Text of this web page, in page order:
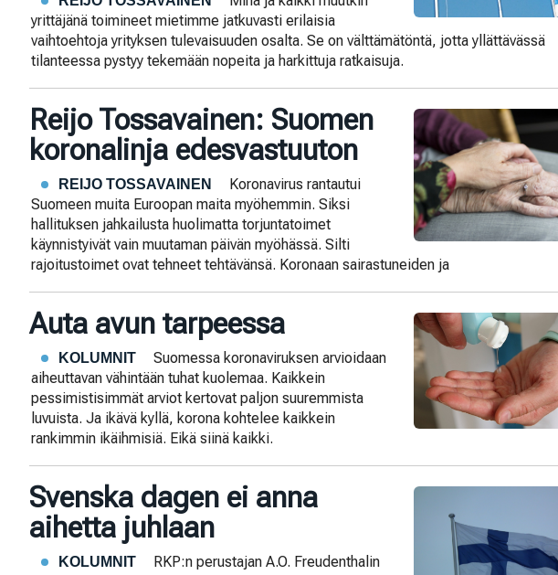
yrittäjänä toimineet mietimme jatkuvasti erilaisia
vaihtoehtoja yrityksen tulevaisuuden osalta. Se on välttämätöntä, jotta yllättävässä
tilanteessa pystyy tekemään nopeita ja harkittuja ratkaisuja.
Reijo Tossavainen: Suomen
koronalinja edesvastuuton
REIJO TOSSAVAINEN
Koronavirus rantautui
Suomeen muita Euroopan maita myöhemmin. Siksi
hallituksen jahkailusta huolimatta torjuntatoimet
käynnistyivät vain muutaman päivän myöhässä. Silti
rajoitustoimet ovat tehneet tehtävänsä. Koronaan sairastuneiden ja
Auta avun tarpeessa
KOLUMNIT
Suomessa koronaviruksen arvioidaan
aiheuttavan vähintään tuhat kuolemaa. Kaikkein
pessimistisimmät arviot kertovat paljon suuremmista
luvuista. Ja ikävä kyllä, korona kohtelee kaikkein
rankimmin ikäihmisiä. Eikä siinä kaikki.
Svenska dagen ei anna
aihetta juhlaan
KOLUMNIT
RKP:n perustajan A.O. Freudenthalin